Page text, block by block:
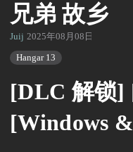
兄弟 故乡
Juij 2025年08月08日 02:20
Hangar 13
[DLC 解锁]
[Windows